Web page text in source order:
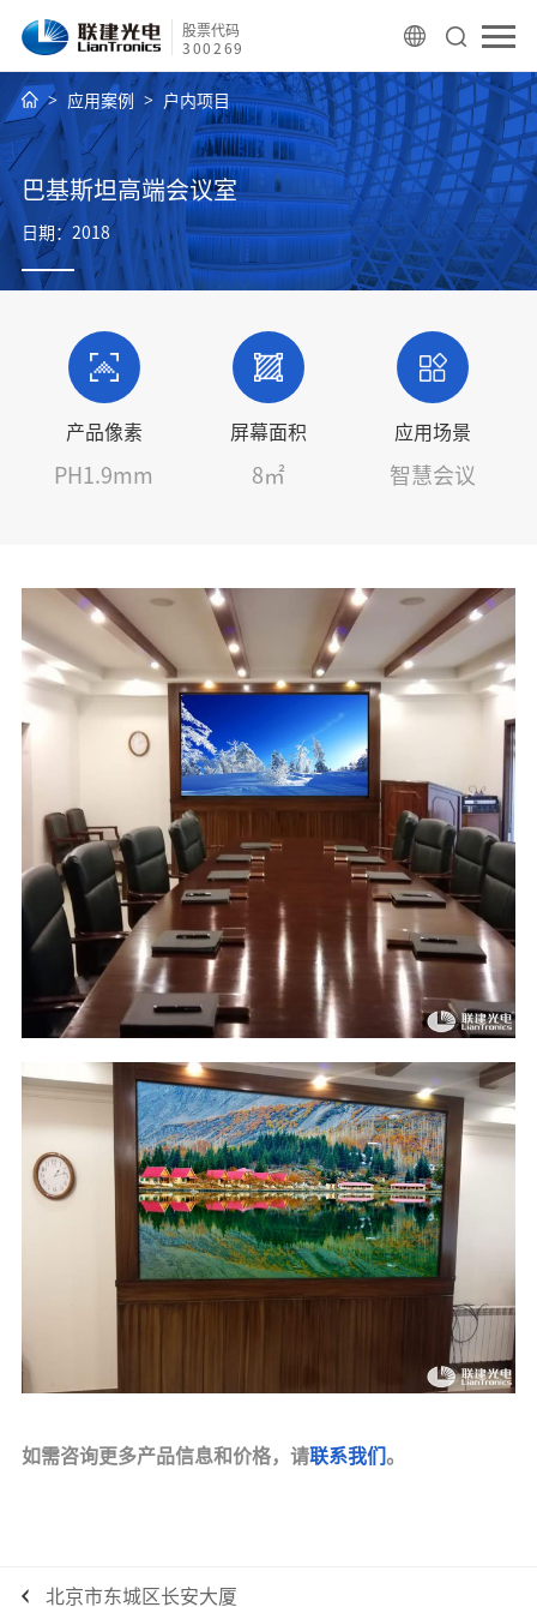
股票代码
300269
应用案例 户内项目
巴基斯坦高端会议室
日期：2018
产品像素
PH1.9mm
屏幕面积
8㎡
应用场景
智慧会议
如需咨询更多产品信息和价格，请联系我们。
北京市东城区长安大厦